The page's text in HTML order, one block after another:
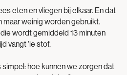
eten en vliegen bij elkaar. En dat
maar weinig worden gebruikt.
wordt gemiddeld 13 minuten
vangt 'ie stof.
hoe kunnen we zorgen dat